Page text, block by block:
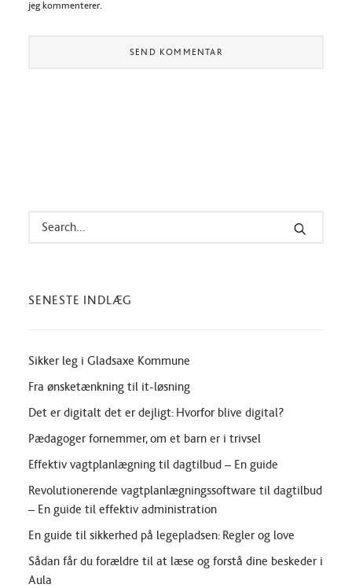
jeg kommenterer.
SENESTE INDLÆG
Sikker leg i Gladsaxe Kommune
Fra ønsketænkning til it-løsning
Det er digitalt det er dejligt: Hvorfor blive digital?
Pædagoger fornemmer, om et barn er i trivsel
Effektiv vagtplanlægning til dagtilbud – En guide
Revolutionerende vagtplanlægningssoftware til dagtilbud
– En guide til effektiv administration
En guide til sikkerhed på legepladsen: Regler og love
Sådan får du forældre til at læse og forstå dine beskeder i
Aula